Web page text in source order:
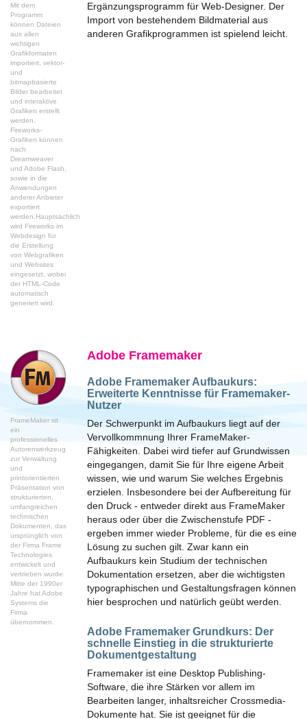
Mit dem
Programm
können Dateien
aus allen
wichtigen
Grafikformaten
importiert, vektor-
und
bitmapbasierte
Bilder bearbeitet
und interaktive
Grafiken erstellt
werden.
Fireworks-
Grafiken können
nach
Dreamweaver
und Adobe Flash,
sowie in die
Anwendungen
anderer Anbieter
exportiert
werden.Hauptsächlich
wird Fireworks im
Webdesign für
die Erstellung
von Webgrafiken
und Websites
eingesetzt, wobei
der HTML-Code
automatisch
generiert wird.
Ergänzungsprogramm für Web-Designer. Der
Import von bestehendem Bildmaterial aus
anderen Grafikprogrammen ist spielend leicht.
FrameMaker ist
ein
professionelles
Autorenwerkzeug
zur Verwaltung
und
printorientierten
Präsentation von
strukturierten,
umfangreichen
technischen
Dokumenten, das
ursprünglich von
der Firma Frame
Technologies
entwickelt und
vertrieben wurde.
Mitte der 1990er
Jahre hat Adobe
Systems die
Firma
übernommen.
Adobe Framemaker
Adobe Framemaker Aufbaukurs:
Erweiterte Kenntnisse für Framemaker-
Nutzer
Der Schwerpunkt im Aufbaukurs liegt auf der
Vervollkommnung Ihrer FrameMaker-
Fähigkeiten. Dabei wird tiefer auf Grundwissen
eingegangen, damit Sie für Ihre eigene Arbeit
wissen, wie und warum Sie welches Ergebnis
erzielen. Insbesondere bei der Aufbereitung für
den Druck - entweder direkt aus FrameMaker
heraus oder über die Zwischenstufe PDF -
ergeben immer wieder Probleme, für die es eine
Lösung zu suchen gilt. Zwar kann ein
Aufbaukurs kein Studium der technischen
Dokumentation ersetzen, aber die wichtigsten
typographischen und Gestaltungsfragen können
hier besprochen und natürlich geübt werden.
Adobe Framemaker Grundkurs: Der
schnelle Einstieg in die strukturierte
Dokumentgestaltung
Framemaker ist eine Desktop Publishing-
Software, die ihre Stärken vor allem im
Bearbeiten langer, inhaltsreicher Crossmedia-
Dokumente hat. Sie ist geeignet für die